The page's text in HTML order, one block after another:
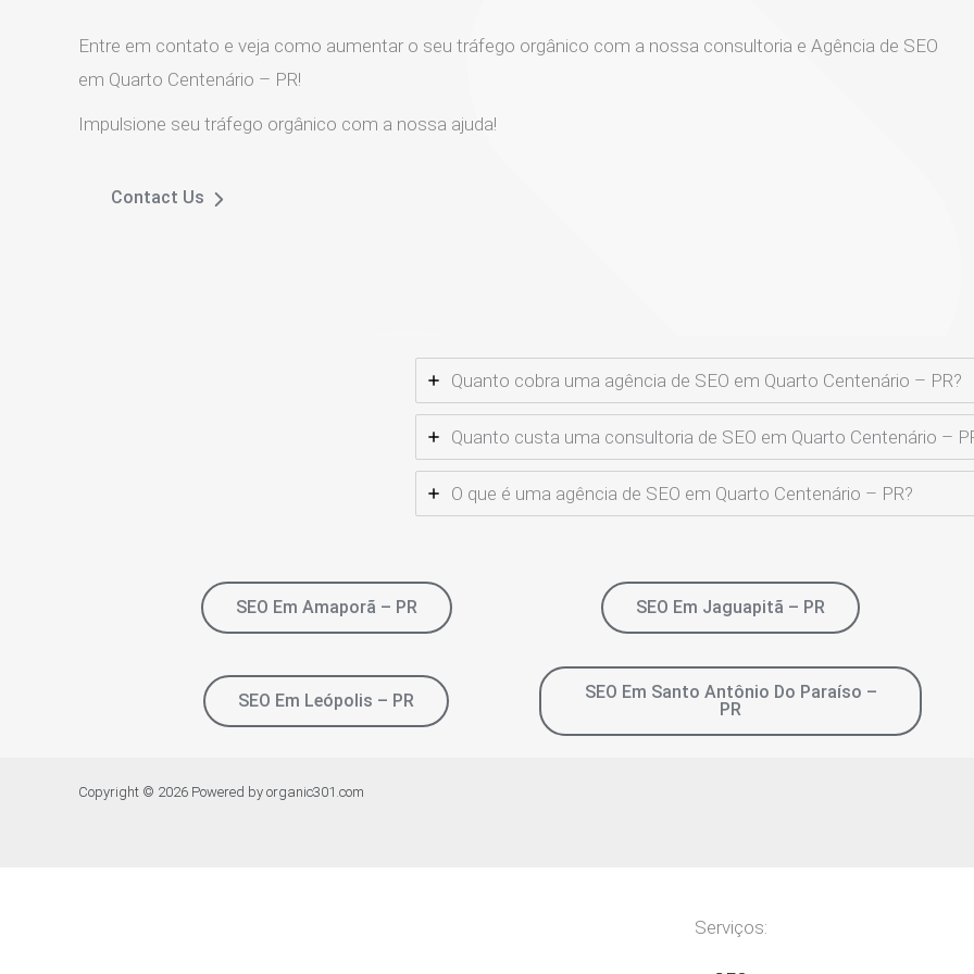
Entre em contato e veja como aumentar o seu tráfego orgânico com a nossa consultoria e Agência de SEO
em Quarto Centenário – PR!
Impulsione seu tráfego orgânico com a nossa ajuda!
Contact Us
Quanto cobra uma agência de SEO em Quarto Centenário – PR?
Quanto custa uma consultoria de SEO em Quarto Centenário –
O que é uma agência de SEO em Quarto Centenário – PR?
SEO Em Amaporã – PR SEO Em Jaguapitã – PR
SEO Em Leópolis – PR
SEO Em Santo Antônio Do Paraíso –
PR
Copyright © 2026 Powered by organic301.com
Serviços: